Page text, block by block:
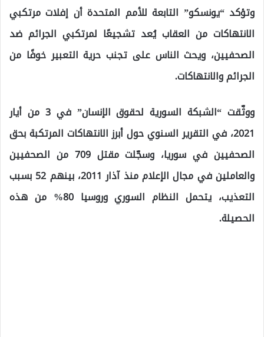
وتؤكد “يونسكو” التابعة للأمم المتحدة أن إفلات مرتكبي
الانتهاكات من العقاب يُعد تشجيعًا لمرتكبي الجرائم ضد
الصحفيين، ويحث الناس على تجنب حرية التعبير خوفًا من
الجرائم والانتهاكات.
ووثّقت “الشبكة السورية لحقوق الإنسان” في 3 من أيار
2021، في التقرير السنوي حول أبرز الانتهاكات المرتكبة بحق
الصحفيين في سوريا، وسجّلت مقتل 709 من الصحفيين
والعاملين في مجال الإعلام منذ آذار 2011، بينهم 52 بسبب
التعذيب، يتحمل النظام السوري وروسيا 80% من هذه
الحصيلة.